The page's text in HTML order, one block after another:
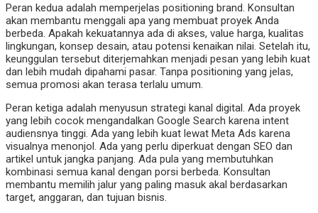
Peran kedua adalah memperjelas positioning brand. Konsultan
akan membantu menggali apa yang membuat proyek Anda
berbeda. Apakah kekuatannya ada di akses, value harga, kualitas
lingkungan, konsep desain, atau potensi kenaikan nilai. Setelah itu,
keunggulan tersebut diterjemahkan menjadi pesan yang lebih kuat
dan lebih mudah dipahami pasar. Tanpa positioning yang jelas,
semua promosi akan terasa terlalu umum.
Peran ketiga adalah menyusun strategi kanal digital. Ada proyek
yang lebih cocok mengandalkan Google Search karena intent
audiensnya tinggi. Ada yang lebih kuat lewat Meta Ads karena
visualnya menonjol. Ada yang perlu diperkuat dengan SEO dan
artikel untuk jangka panjang. Ada pula yang membutuhkan
kombinasi semua kanal dengan porsi berbeda. Konsultan
membantu memilih jalur yang paling masuk akal berdasarkan
target, anggaran, dan tujuan bisnis.